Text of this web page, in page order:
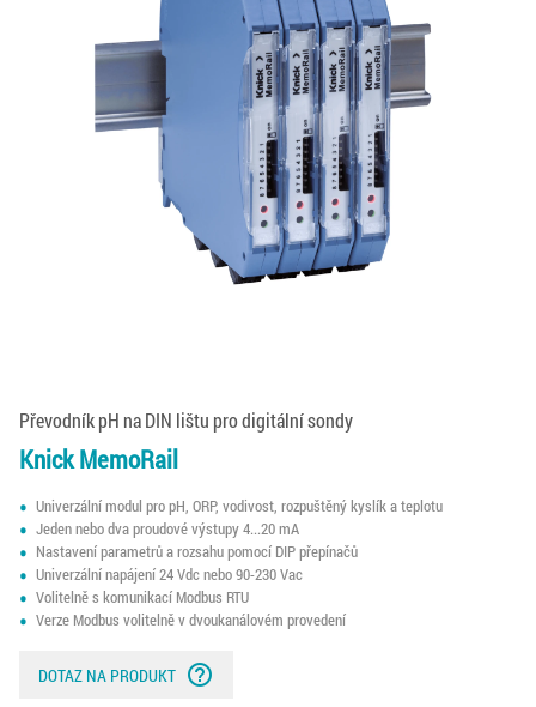
Převodník pH na DIN lištu pro digitální sondy
Knick MemoRail
Univerzální modul pro pH, ORP, vodivost, rozpuštěný kyslík a teplotu
Jeden nebo dva proudové výstupy 4...20 mA
Nastavení parametrů a rozsahu pomocí DIP přepínačů
Univerzální napájení 24 Vdc nebo 90-230 Vac
Volitelně s komunikací Modbus RTU
Verze Modbus volitelně v dvoukanálovém provedení
DOTAZ NA PRODUKT help_outline